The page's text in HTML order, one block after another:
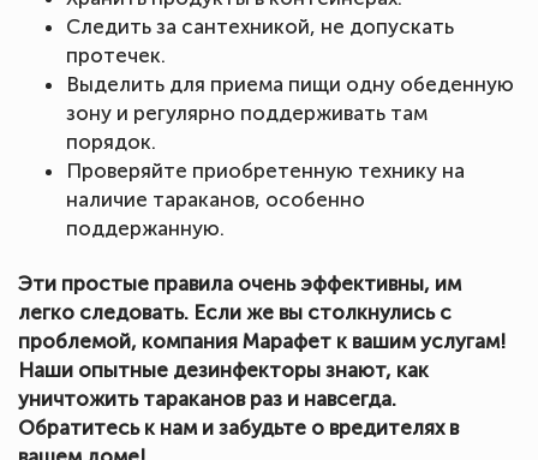
Следить за сантехникой, не допускать
протечек.
Выделить для приема пищи одну обеденную
зону и регулярно поддерживать там
порядок.
Проверяйте приобретенную технику на
наличие тараканов, особенно
поддержанную.
Эти простые правила очень эффективны, им
легко следовать. Если же вы столкнулись с
проблемой, компания Марафет к вашим услугам!
Наши опытные дезинфекторы знают, как
уничтожить тараканов раз и навсегда.
Обратитесь к нам и забудьте о вредителях в